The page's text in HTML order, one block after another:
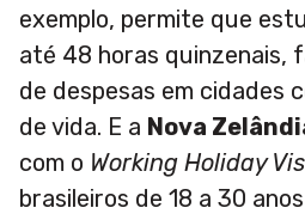
exemplo, permite que
até 48 horas quinzenais,
de despesas em cidades
de vida. E a Nova
com o Working Holiday
brasileiros de 18 a 30